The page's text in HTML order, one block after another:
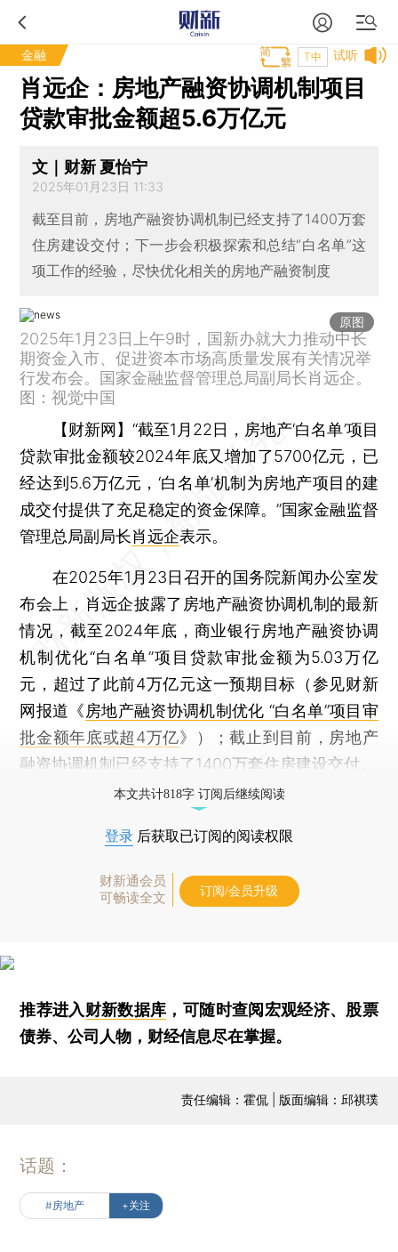
金融 试听
T中
肖远企：房地产融资协调机制项目
贷款审批金额超5.6万亿元
文｜财新 夏怡宁
2025年01月23日 11:33
截至目前，房地产融资协调机制已经支持了1400万套
住房建设交付；下一步会积极探索和总结“白名单”这
项工作的经验，尽快优化相关的房地产融资制度
原图
2025年1月23日上午9时，国新办就大力推动中长
期资金入市、促进资本市场高质量发展有关情况举
行发布会。国家金融监督管理总局副局长肖远企。
图：视觉中国
【财新网】 “截至1月22日，房地产‘白名单’项目
贷款审批金额较2024年底又增加了5700亿元，已
经达到5.6万亿元，‘白名单’机制为房地产项目的建
成交付提供了充足稳定的资金保障。”国家金融监督
管理总局副局长肖远企表示。
在2025年1月23日召开的国务院新闻办公室发
布会上，肖远企披露了房地产融资协调机制的最新
情况，截至2024年底，商业银行房地产融资协调
机制优化“白名单”项目贷款审批金额为5.03万亿
元，超过了此前4万亿元这一预期目标（参见财新
网报道《房地产融资协调机制优化 “白名单”项目审
批金额年底或超4万亿》）；截止到目前，房地产
融资协调机制已经支持了1400万套住房建设交付。
本文共计818字 订阅后继续阅读
登录 后获取已订阅的阅读权限
财新通会员
可畅读全文
订阅/会员升级
推荐进入财新数据库 ，可随时查阅宏观经济、股票
债券、公司人物，财经信息尽在掌握。
责任编辑：霍侃 | 版面编辑：邱祺璞
话题：
#房地产 +关注